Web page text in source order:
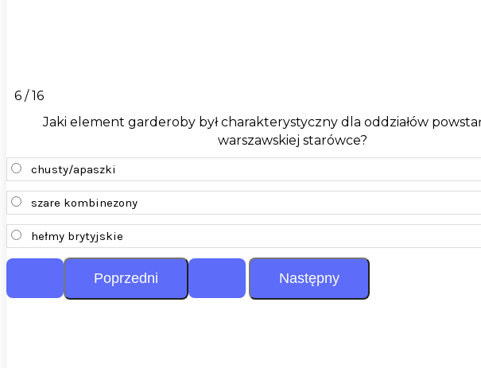
6 / 16
Jaki element garderoby był charakterystyczny dla oddziałów
warszawskiej starówce?
chusty/apaszki
szare kombinezony
hełmy brytyjskie